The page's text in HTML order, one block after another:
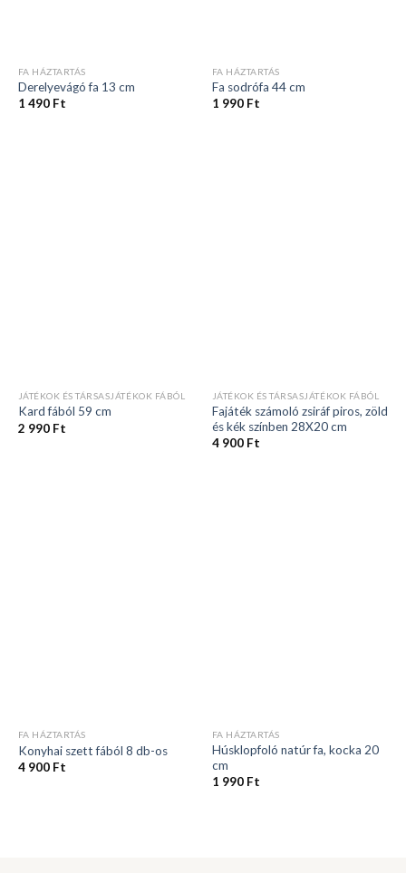
FA HÁZTARTÁS
Derelyevágó fa 13 cm
1 490 Ft
FA HÁZTARTÁS
Fa sodrófa 44 cm
1 990 Ft
JÁTÉKOK ÉS TÁRSASJÁTÉKOK FÁBÓL
Kard fából 59 cm
2 990 Ft
JÁTÉKOK ÉS TÁRSASJÁTÉKOK FÁBÓL
Fajáték számoló zsiráf piros, zöld
és kék színben 28X20 cm
4 900 Ft
Konyhai szett fából 8 db-os
4 900 Ft
FA HÁZTARTÁS
Húsklopfoló natúr fa, kocka 20
cm
1 990 Ft